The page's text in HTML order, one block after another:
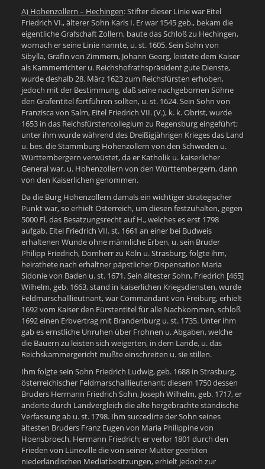
A) Hohenzollern – Hechingen: Stifter dieser Linie war Eitel
Friedrich VI., älterer Sohn Karls I. Er war 1545 geb., bekam die
eigentliche Grafschaft Zollern, baute das Schloß zu Hechingen,
wornach er seine Linie nannte, u. st. 1605. Sein Sohn von
Sibylla, Gräfin von Zimmern, Johann Georg, leistete dem Kaiser
als Kammerrichter u. Reichshofrathspräsident gute Dienste,
wurde deshalb 28. März 1623 zum Reichsfürsten erhoben,
jedoch mit der Bestimmung, daß seine nachgebornen Söhne
den Grafentitel fortführen sollten, u. st. 1624. Sein Sohn von
Franzisca von Salm, Eitel Friedrich VII. (V.), k. k. Obrist, wurde
1653 in das Reichsfürstencollegium zu Regensburg eingeführt;
unter ihm wurde während des Dreißigjährigen Krieges das Land
u. bes. die Stammburg Hohenzollern von den Schweden u.
Württembergern verwüstet, da er Katholik u. kaiserlicher
General war, u. Hohenzollern von den Württembergern, dann
von den Kaiserlichen genommen.
Da die Burg Hohenzollern damals ein wichtiger strategischer
Punkt war, so erhielt Österreich, um diesen festzuhalten, gegen
5000 Fl. das Besatzungsrecht auf H., welches es erst 1798
aufgab. Eitel Friedrich VII. st. 1661 an einer bei Budweis
erhaltenen Wunde ohne männliche Erben, u. sein Bruder
Philipp Friedrich, Domherr zu Köln u. Strasburg, folgte ihm,
heirathete nach erhaltner päpstlicher Dispensation Maria
Sidonie von Baden u. st. 1671. Sein ältester Sohn, Friedrich [465]
Wilhelm, geb. 1663, stand in kaiserlichen Kriegsdiensten, wurde
Feldmarschalllieutnant, war Commandant von Freiburg, erhielt
1692 vom Kaiser den Fürstentitel für alle Nachkommen, schloß
1692 einen Erbvertrag mit Brandenburg u. st. 1735. Unter ihm
gab es ernstliche Unruhen über Frohnen u. Abgaben, welche
die Bauern zu leisten sich weigerten, in dem Lande, u. das
Reichskammergericht mußte einschreiten u. sie stillen.
Ihm folgte sein Sohn Friedrich Ludwig, geb. 1688 in Strasburg,
österreichischer Feldmarschalllieutenant; diesem 1750 dessen
Bruders Hermann Friedrich Sohn, Joseph Wilhelm, geb. 1717, er
änderte durch Landvergleich die alte hergebrachte ständische
Verfassung ab u. st. 1798. Ihm succedirte der Sohn seines
ältesten Bruders Franz Eugen von Maria Philippine von
Hoensbroech, Hermann Friedrich; er verlor 1801 durch den
Frieden von Lüneville die von seiner Mutter geerbten
niederländischen Mediatbesitzungen, erhielt jedoch zur